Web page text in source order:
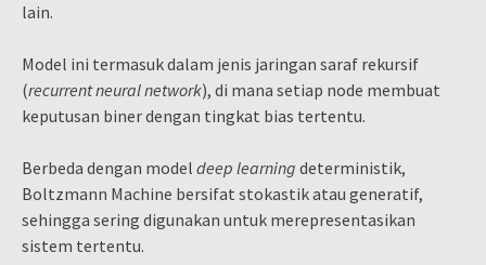
lain.
Model ini termasuk dalam jenis jaringan saraf rekursif
(recurrent neural network), di mana setiap node membuat
keputusan biner dengan tingkat bias tertentu.
Berbeda dengan model deep learning deterministik,
Boltzmann Machine bersifat stokastik atau generatif,
sehingga sering digunakan untuk merepresentasikan
sistem tertentu.